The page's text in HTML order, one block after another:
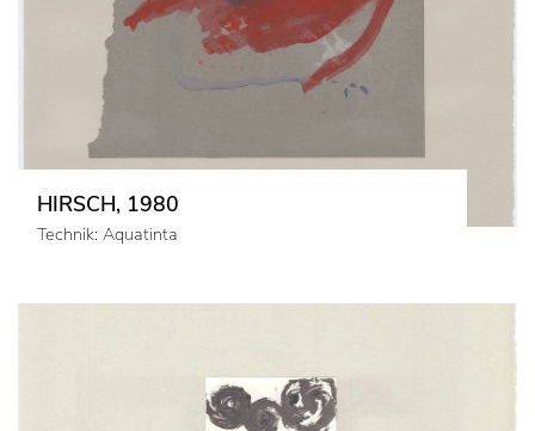
HIRSCH, 1980
Technik: Aquatinta